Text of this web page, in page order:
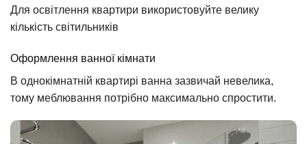
Для освітлення квартири використовуйте велику
кількість світильників
Оформлення ванної кімнати
В однокімнатній квартирі ванна зазвичай невелика,
тому меблювання потрібно максимально спростити.